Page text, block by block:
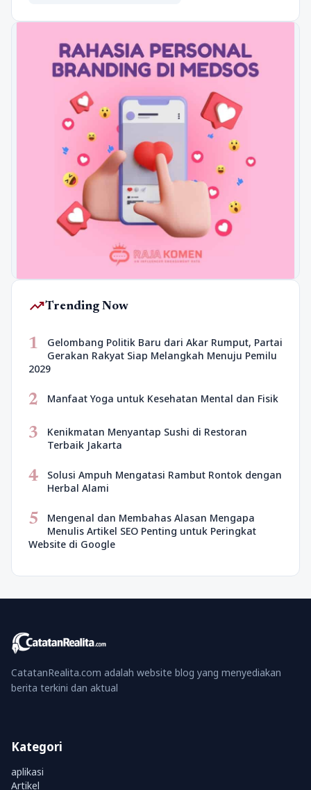
trending_upTrending Now
1
Gelombang Politik Baru dari Akar Rumput, Partai
Gerakan Rakyat Siap Melangkah Menuju Pemilu
2029
2 Manfaat Yoga untuk Kesehatan Mental dan Fisik
3
Kenikmatan Menyantap Sushi di Restoran
Terbaik Jakarta
4
Solusi Ampuh Mengatasi Rambut Rontok dengan
Herbal Alami
5
Mengenal dan Membahas Alasan Mengapa
Menulis Artikel SEO Penting untuk Peringkat
Website di Google
CatatanRealita.com adalah website blog yang menyediakan
berita terkini dan aktual
Kategori
aplikasi
Artikel